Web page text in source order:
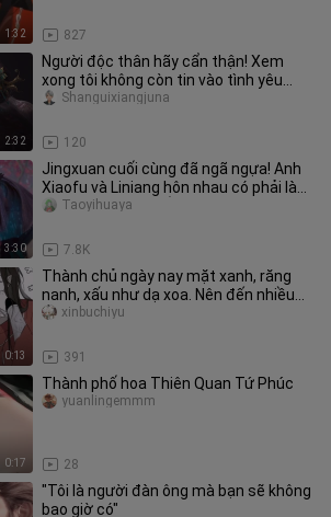
1:32 827
2:32
Người độc thân hãy cẩn thận! Xem
xong tôi không còn tin vào tình yêu
nữa!
120
Shanguixiangjuna
3:30
Jingxuan cuối cùng đã ngã ngựa! Anh
Xiaofu và Liniang hôn nhau có phải là
quá đáng không? Ôm em gái
7.8K
Taoyihuaya
0:13
Thành chủ ngày nay mặt xanh, răng
nanh, xấu như dạ xoa. Nên đến nhiều
lần
391
xinbuchiyu
0:17
Thành phố hoa Thiên Quan Tứ Phúc
28
yuanlingemmm
"Tôi là người đàn ông mà bạn sẽ không
bao giờ có"